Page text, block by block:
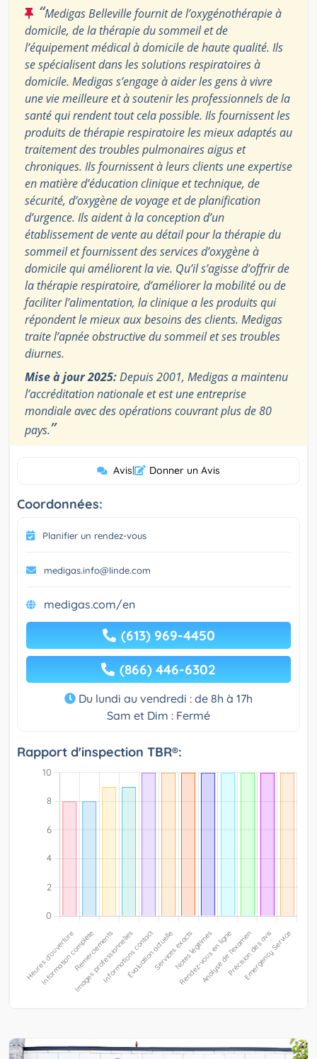
“Medigas Belleville fournit de l’oxygénothérapie à
domicile, de la thérapie du sommeil et de
l’équipement médical à domicile de haute qualité. Ils
se spécialisent dans les solutions respiratoires à
domicile. Medigas s’engage à aider les gens à vivre
une vie meilleure et à soutenir les professionnels de la
santé qui rendent tout cela possible. Ils fournissent les
produits de thérapie respiratoire les mieux adaptés au
traitement des troubles pulmonaires aigus et
chroniques. Ils fournissent à leurs clients une expertise
en matière d’éducation clinique et technique, de
sécurité, d’oxygène de voyage et de planification
d’urgence. Ils aident à la conception d’un
établissement de vente au détail pour la thérapie du
sommeil et fournissent des services d’oxygène à
domicile qui améliorent la vie. Qu’il s’agisse d’offrir de
la thérapie respiratoire, d’améliorer la mobilité ou de
faciliter l’alimentation, la clinique a les produits qui
répondent le mieux aux besoins des clients. Medigas
traite l’apnée obstructive du sommeil et ses troubles
diurnes.
Mise à jour 2025:Depuis 2001, Medigas a maintenu
l’accréditation nationale et est une entreprise
mondiale avec des opérations couvrant plus de 80
pays.”
Avis| Donner un Avis
Coordonnées:
Planifier un rendez-vous
medigas.info@linde.com
medigas.com/en
(613) 969-4450
(866) 446-6302
Du lundi au vendredi : de 8h à 17h
Sam et Dim : Fermé
Rapport d'inspection TBR®: